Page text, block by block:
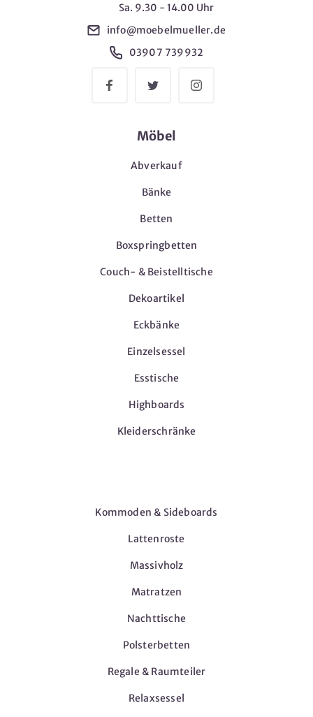
Sa. 9.30 - 14.00 Uhr
info@moebelmueller.de
03907 739932
Möbel
Abverkauf
Bänke
Betten
Boxspringbetten
Couch- & Beistelltische
Dekoartikel
Eckbänke
Einzelsessel
Esstische
Highboards
Kleiderschränke
Kommoden & Sideboards
Lattenroste
Massivholz
Matratzen
Nachttische
Polsterbetten
Regale & Raumteiler
Relaxsessel